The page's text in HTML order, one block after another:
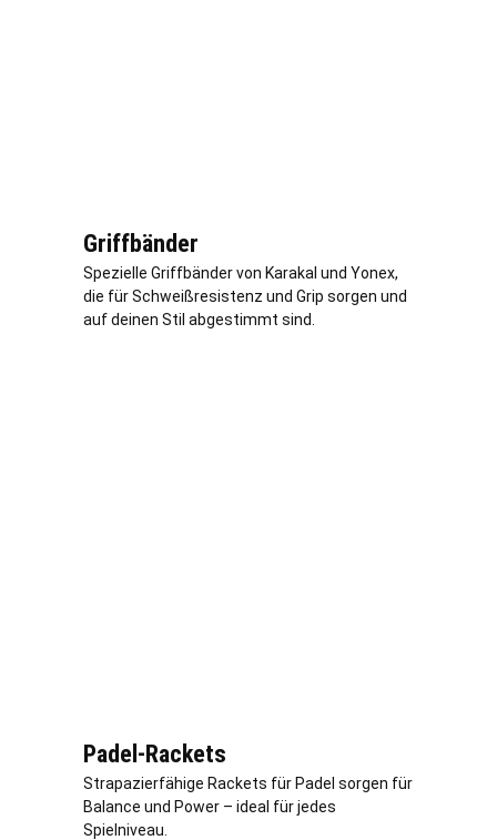
Griffbänder
Spezielle Griffbänder von Karakal und Yonex,
die für Schweißresistenz und Grip sorgen und
auf deinen Stil abgestimmt sind.
Padel-Rackets
Strapazierfähige Rackets für Padel sorgen für
Balance und Power – ideal für jedes
Spielniveau.